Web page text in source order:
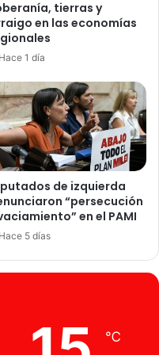
tierras y
en las economías
Hace 1 día
de izquierda
“persecución
en el PAMI
Hace 5 días
℃